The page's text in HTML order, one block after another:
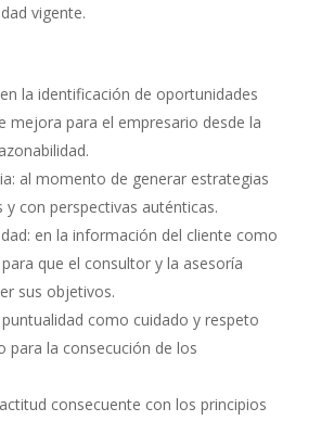
vigente.
la identificación de oportunidades
mejora para el empresario desde la
al momento de generar estrategias
y con perspectivas auténticas.
en la información del cliente como
que el consultor y la asesoría
sus objetivos.
como cuidado y respeto
para la consecución de los
consecuente con los principios